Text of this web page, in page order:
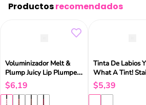
Productosrecomendados
Voluminizador Melt &
Plump Juicy Lip Plumper
Catrice
$6,19
Tinta De Labios
What A Tint!
Barra Essence
$5,39